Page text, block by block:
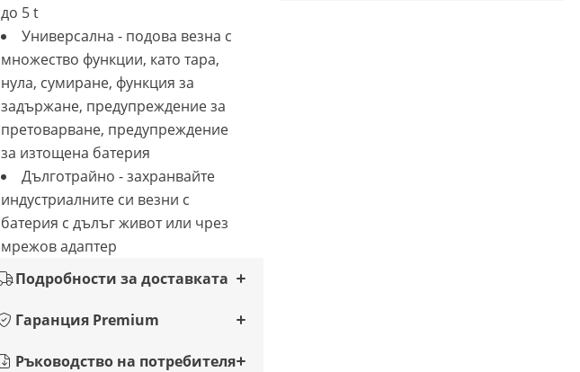
до 5 t
Универсална - подова везна с
множество функции, като тара,
нула, сумиране, функция за
задържане, предупреждение за
претоварване, предупреждение
за изтощена батерия
Дълготрайно - захранвайте
индустриалните си везни с
батерия с дълъг живот или чрез
мрежов адаптер
Подробности за доставката
Гаранция Premium
Ръководство на потребителя